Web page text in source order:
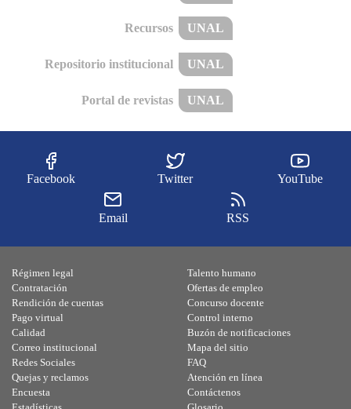
Recursos UNAL
Repositorio institucional UNAL
Portal de revistas UNAL
Facebook Twitter YouTube
Email RSS
Régimen legal
Contratación
Rendición de cuentas
Pago virtual
Calidad
Talento humano
Ofertas de empleo
Concurso docente
Control interno
Buzón de notificaciones
Correo institucional
Redes Sociales
Quejas y reclamos
Encuesta
Mapa del sitio
FAQ
Atención en línea
Contáctenos